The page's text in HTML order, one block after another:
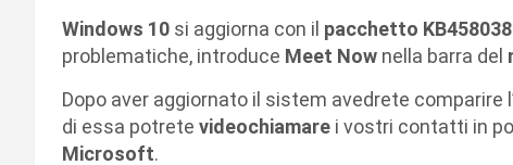
Windows 10 si aggiorna con il pacchetto
problematiche, introduce Meet Now nella barra del
Dopo aver aggiornato il sistem avedrete
di essa potrete videochiamare i vostri contatti in
Microsoft.